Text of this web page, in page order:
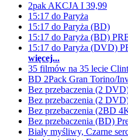
2pak AKCJA I 39,99
15:17 do Paryża
15:17 do Paryża (BD)
15:17 do Paryża (BD)
15:17 do Paryża (DVD)
więcej...
35 filmów na 35 lecie
BD 2Pack Gran Torino/
Bez przebaczenia (2
Bez przebaczenia (2
Bez przebaczenia (2BD
Bez przebaczenia (BD)
Biały myśliwy, Czarne